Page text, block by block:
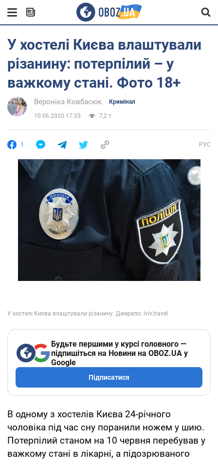
У хостелі Києва влаштували
різанину: потерпілий – у
важкому стані. Фото 18+
Вероніка Ковбасюк Кримінал
10.06.2020 17:33 7,2 т.
1 РУС
Будьте першими у курсі головного —
підпишіться на Новини на OBOZ.UA у
Google
Підписатися
В одному з хостелів Києва 24-річного
чоловіка під час сну поранили ножем у шию.
Потерпілий станом на 10 червня перебував у
важкому стані в лікарні, а підозрюваного